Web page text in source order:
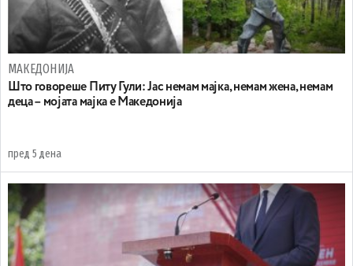
МАКЕДОНИЈА
Што говореше Питу Гули: Јас немам мајка, немам жена, немам
деца – мојата мајка е Македонија
пред 5 дена